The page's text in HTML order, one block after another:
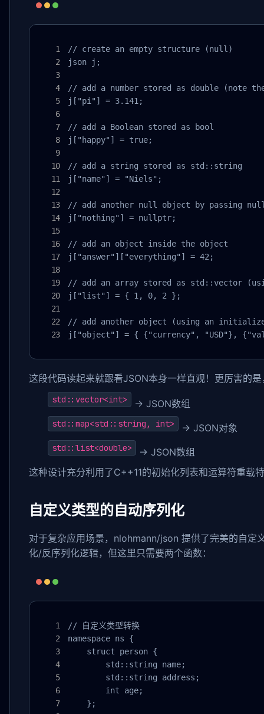
// create an empty structure (null)
json j;
// add a number stored as double (note
j["pi"] = 3.141;
// add a Boolean stored as bool
j["happy"] = true;
// add a string stored as std::string
j["name"] = "Niels";
// add another null object by passing
j["nothing"] = nullptr;
// add an object inside the object
j["answer"]["everything"] = 42;
// add an array stored as std::vector
j["list"] = { 1, 0, 2 };
// add another object (using an
j["object"] = { {"currency", "USD"},
这段代码读起来就跟看JSON本身一样直观！更厉害的
std::vector<int> → JSON数组
std::map<std::string, int> → JSON对象
std::list<double>
→ JSON数组
这种设计充分利用了C++11的初始化列表和运算符重载
自定义类型的自动序列化
对于复杂应用场景，nlohmann/json 提供了完美的自定
化/反序列化逻辑，但这里只需要两个函数：
// 自定义类型转换
namespace ns {
    struct person {
        std::string name;
        std::string address;
        int age;
    };